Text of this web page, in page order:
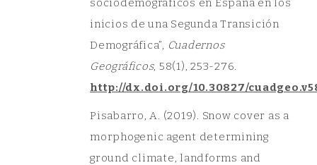
sociodemográficos en España en los
inicios de una Segunda Transición
Demográfica”, Cuadernos
Geográficos, 58(1), 253-276.
http://dx.doi.org/10.30827/
Pisabarro, A. (2019). Snow cover as a
morphogenic agent determining
ground climate, landforms and